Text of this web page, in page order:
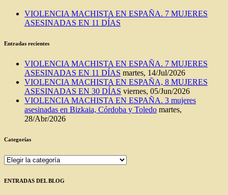
VIOLENCIA MACHISTA EN ESPAÑA. 7 MUJERES
ASESINADAS EN 11 DÍAS
Entradas recientes
VIOLENCIA MACHISTA EN ESPAÑA. 7 MUJERES
ASESINADAS EN 11 DÍAS martes, 14/Jul/2026
VIOLENCIA MACHISTA EN ESPAÑA, 8 MUJERES
ASESINADAS EN 30 DÍAS viernes, 05/Jun/2026
VIOLENCIA MACHISTA EN ESPAÑA. 3 mujeres
asesinadas en Bizkaia, Córdoba y Toledo martes,
28/Abr/2026
Categorías
Categorías
ENTRADAS DEL BLOG